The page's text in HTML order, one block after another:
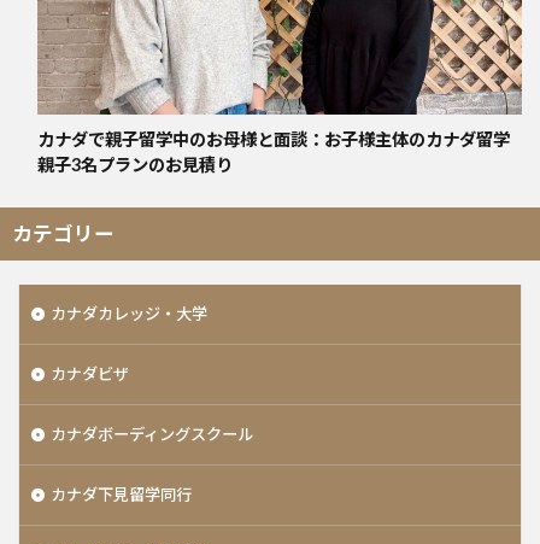
カナダで親子留学中のお母様と面談：お子様主体のカナダ留学
親子3名プランのお見積り
カテゴリー
カナダカレッジ・大学
カナダビザ
カナダボーディングスクール
カナダ下見留学同行